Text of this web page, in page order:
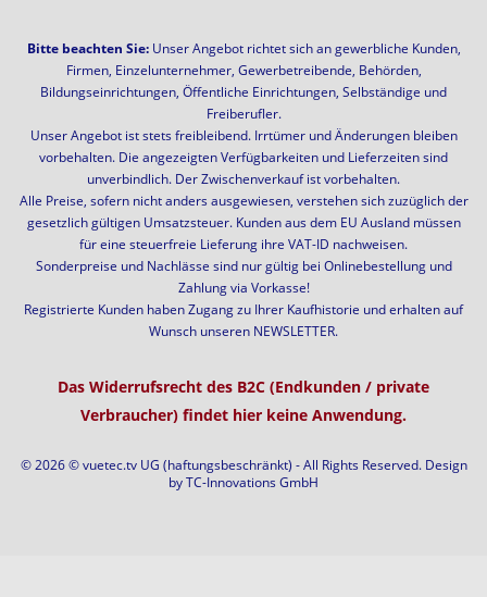
Bitte beachten Sie:Unser Angebot richtet sich an gewerbliche Kunden,
Firmen, Einzelunternehmer, Gewerbetreibende, Behörden,
Bildungseinrichtungen, Öffentliche Einrichtungen, Selbständige und
Freiberufler.
Unser Angebot ist stets freibleibend. Irrtümer und Änderungen bleiben
vorbehalten. Die angezeigten Verfügbarkeiten und Lieferzeiten sind
unverbindlich. Der Zwischenverkauf ist vorbehalten.
Alle Preise, sofern nicht anders ausgewiesen, verstehen sich zuzüglich der
gesetzlich gültigen Umsatzsteuer. Kunden aus dem EU Ausland müssen
für eine steuerfreie Lieferung ihre VAT-ID nachweisen.
Sonderpreise und Nachlässe sind nur gültig bei Onlinebestellung und
Zahlung via Vorkasse!
Registrierte Kunden haben Zugang zu Ihrer Kaufhistorie und erhalten auf
Wunsch unseren NEWSLETTER.
Das Widerrufsrecht des B2C (Endkunden / private
Verbraucher) findet hier keine Anwendung.
© 2026 © vuetec.tv UG (haftungsbeschränkt) - All Rights Reserved. Design
byTC-Innovations GmbH